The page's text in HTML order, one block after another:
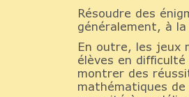
Résoudre des
généralement, à
En outre, les jeux
élèves en
montrer des
mathématiques